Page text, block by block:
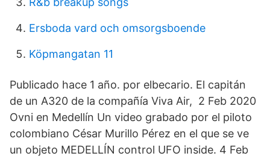
Ersboda vard och omsorgsboende
Köpmangatan 11
Publicado hace 1 año. por elbecario. El capitán
de un A320 de la compañía Viva Air, 2 Feb 2020
Ovni en Medellín Un video grabado por el piloto
colombiano César Murillo Pérez en el que se ve
un objeto MEDELLÍN control UFO inside. 4 Feb